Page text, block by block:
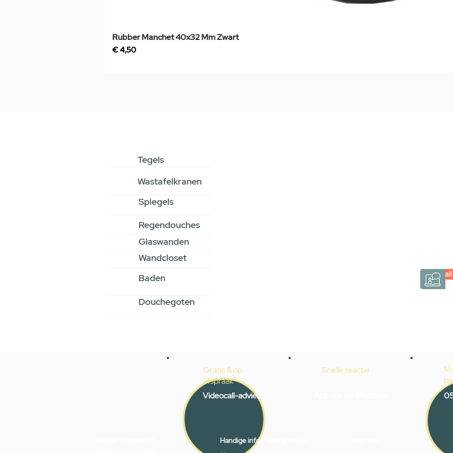
Rubber Manchet 40x32 Mm Zwart
Prijs
€ 4,50
Tegels
Wastafelkranen
Spiegels
Regendouches
Glaswanden
Wandcloset
Baden
Douchegoten
Gratis & op
afspraak
Videocall-advies
Snelle reactie
Handige informatie voor jou.